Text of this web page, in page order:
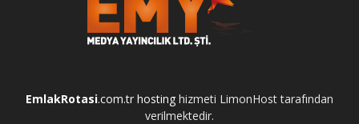
EmlakRotasi.com.tr hosting hizmeti LimonHost tarafından
verilmektedir.